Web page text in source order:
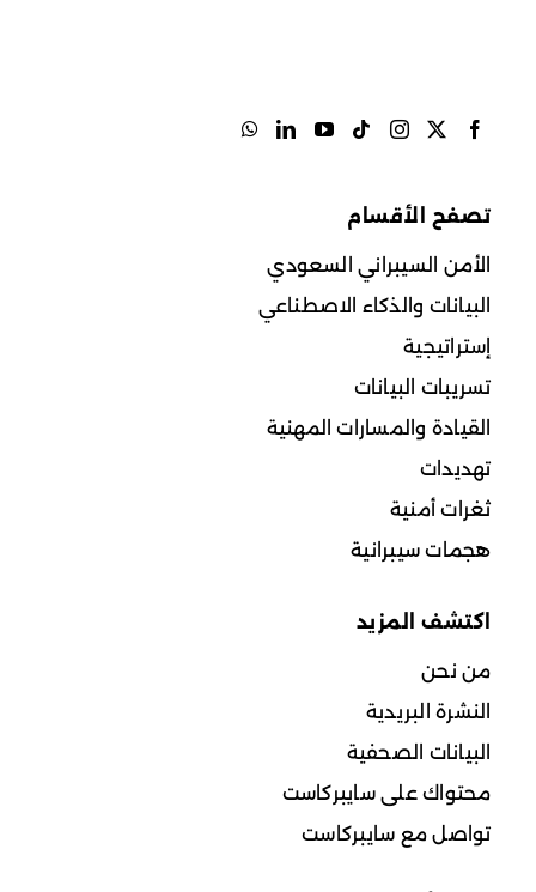
تصفح الأقسام
الأمن السيبراني السعودي
البيانات والذكاء الاصطناعي
إستراتيجية
تسريبات البيانات
القيادة والمسارات المهنية
تهديدات
ثغرات أمنية
هجمات سيبرانية
اكتشف المزيد
من نحن
النشرة البريدية
البيانات الصحفية
محتواك على سايبركاست
تواصل مع سايبركاست